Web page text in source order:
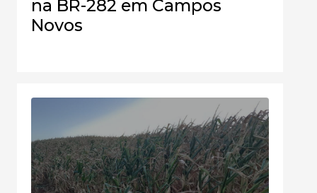
na BR-282 em Campos
Novos